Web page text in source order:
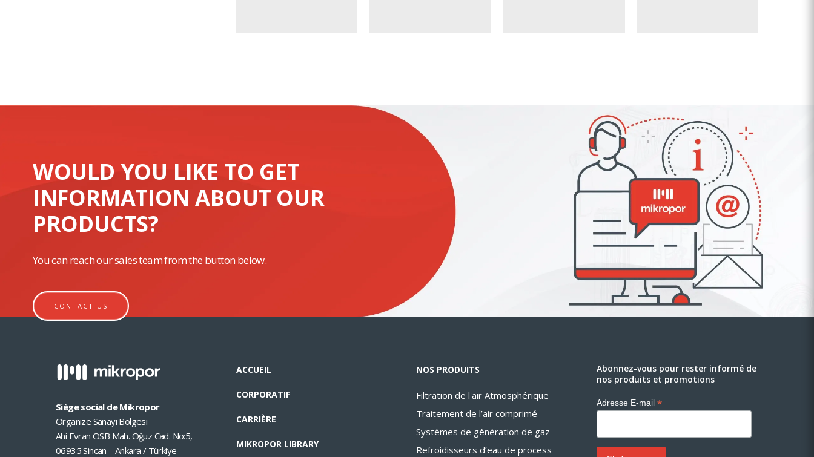
WOULD YOU LIKE TO GET
INFORMATION ABOUT OUR
PRODUCTS?
You can reach our sales team from the button below.
CONTACT US
Siège social de Mikropor
Organize Sanayi Bölgesi
Ahi Evran OSB Mah. Oğuz Cad. No:5,
06935 Sincan – Ankara / Türkiye
ACCUEIL
CORPORATIF
CARRIÈRE
MIKROPOR LIBRARY
NOS PRODUITS
Filtration de l'air Atmosphérique
Traitement de l’air comprimé
Systèmes de génération de gaz
Refroidisseurs d’eau de process
Abonnez-vous pour rester informé de
nos produits et promotions
Adresse E-mail *